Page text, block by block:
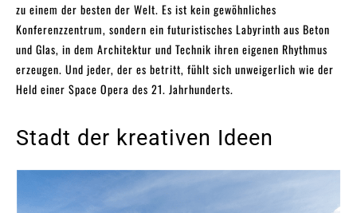
zu einem der besten der Welt. Es ist kein gewöhnliches
Konferenzzentrum, sondern ein futuristisches Labyrinth aus Beton
und Glas, in dem Architektur und Technik ihren eigenen Rhythmus
erzeugen. Und jeder, der es betritt, fühlt sich unweigerlich wie der
Held einer Space Opera des 21. Jahrhunderts.
Stadt der kreativen Ideen